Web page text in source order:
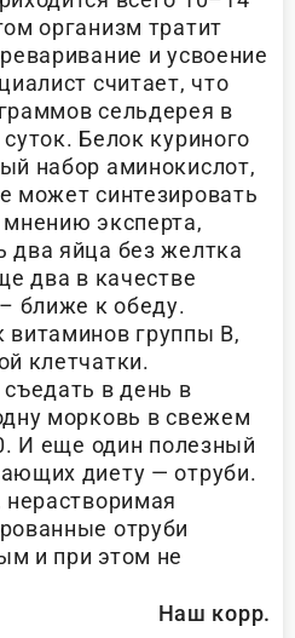
организм тратит
и усвоение
считает, что
сельдерея в
Белок куриного
набор аминокислот,
может синтезировать
эксперта,
два яйца без желтка
два в качестве
ближе к обеду.
группы B,
клетчатки.
в день в
морковь в свежем
И еще один полезный
диету — отруби.
нерастворимая
отруби
и при этом не
Наш корр.